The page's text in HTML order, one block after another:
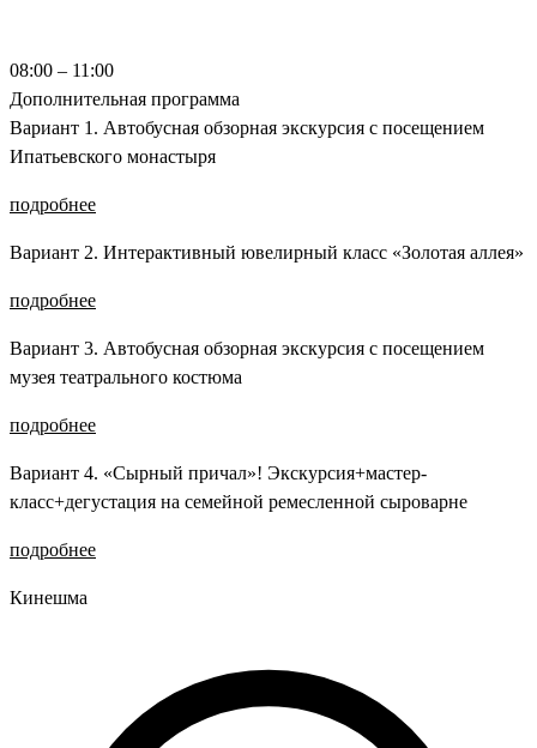
08:00 – 11:00
Дополнительная программа
Вариант 1. Автобусная обзорная экскурсия с посещением
Ипатьевского монастыря
подробнее
Вариант 2. Интерактивный ювелирный класс «Золотая аллея»
подробнее
Вариант 3. Автобусная обзорная экскурсия с посещением
музея театрального костюма
подробнее
Вариант 4. «Сырный причал»! Экскурсия+мастер-
класс+дегустация на семейной ремесленной сыроварне
подробнее
Кинешма